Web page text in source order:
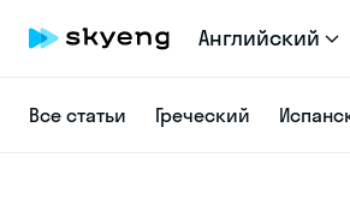
Английский
Все статьи Греческий